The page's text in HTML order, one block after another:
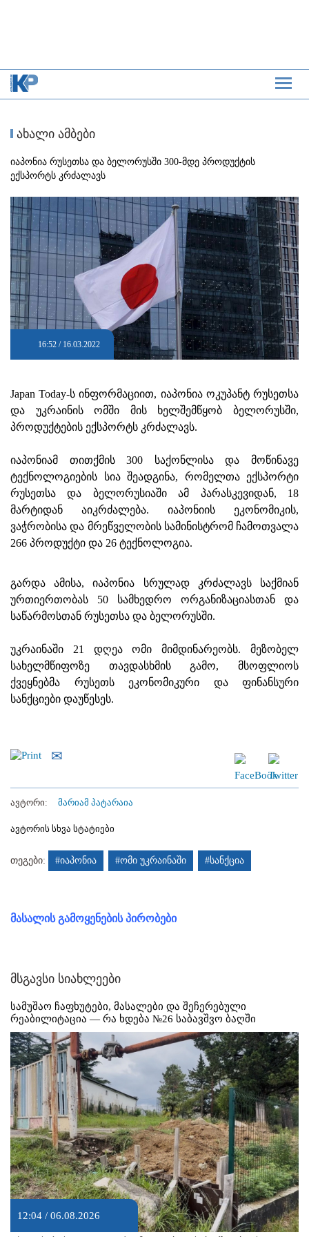
ახალი ამბები
იაპონია რუსეთსა და ბელორუსში 300-მდე პროდუქტის
ექსპორტს კრძალავს
16:52 / 16.03.2022
Japan Today-ს ინფორმაციით, იაპონია ოკუპანტ რუსეთსა
და უკრაინის ომში მის ხელშემწყობ ბელორუსში,
პროდუქტების ექსპორტს კრძალავს.
იაპონიამ თითქმის 300 საქონლისა და მოწინავე
ტექნოლოგიების სია შეადგინა, რომელთა ექსპორტი
რუსეთსა და ბელორუსიაში ამ პარასკევიდან, 18
მარტიდან აიკრძალება. იაპონიის ეკონომიკის,
ვაჭრობისა და მრეწველობის სამინისტრომ ჩამოთვალა
266 პროდუქტი და 26 ტექნოლოგია.
გარდა ამისა, იაპონია სრულად კრძალავს საქმიან
ურთიერთობას 50 სამხედრო ორგანიზაციასთან და
საწარმოსთან რუსეთსა და ბელორუსში.
უკრაინაში 21 დღეა ომი მიმდინარეობს. მეზობელ
სახელმწიფოზე თავდასხმის გამო, მსოფლიოს
ქვეყნებმა რუსეთს ეკონომიკური და ფინანსური
სანქციები დაუწესეს.
ავტორი: მარიამ პატარაია
ავტორის სხვა სტატიები
თეგები: #იაპონია #ომი უკრაინაში #სანქცია
მასალის გამოყენების პირობები
მსგავსი სიახლეები
სამუშაო ჩაფხუტები, მასალები და შეჩერებული
რეაბილიტაცია — რა ხდება №26 საბავშვო ბაღში
12:04 / 06.08.2026